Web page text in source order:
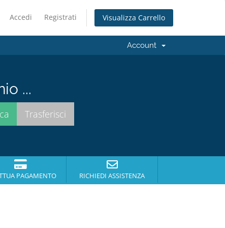
Accedi Registrati Visualizza Carrello
Account
...
PAGAMENTO RICHIEDI ASSISTENZA